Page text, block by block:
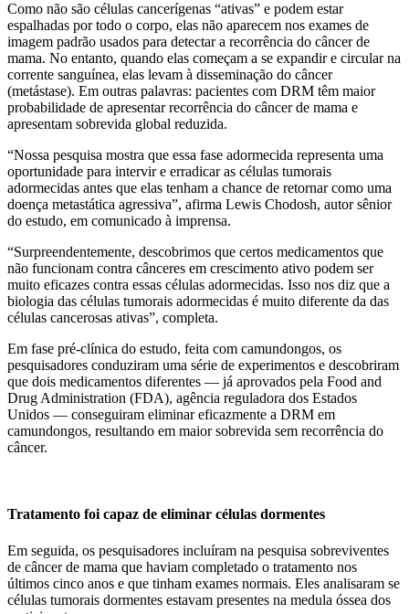
Como não são células cancerígenas “ativas” e podem estar
espalhadas por todo o corpo, elas não aparecem nos exames de
imagem padrão usados ​​para detectar a recorrência do câncer de
mama. No entanto, quando elas começam a se expandir e circular na
corrente sanguínea, elas levam à disseminação do câncer
(metástase). Em outras palavras: pacientes com DRM têm maior
probabilidade de apresentar recorrência do câncer de mama e
apresentam sobrevida global reduzida.
“Nossa pesquisa mostra que essa fase adormecida representa uma
oportunidade para intervir e erradicar as células tumorais
adormecidas antes que elas tenham a chance de retornar como uma
doença metastática agressiva”, afirma Lewis Chodosh, autor sênior
do estudo, em comunicado à imprensa.
“Surpreendentemente, descobrimos que certos medicamentos que
não funcionam contra cânceres em crescimento ativo podem ser
muito eficazes contra essas células adormecidas. Isso nos diz que a
biologia das células tumorais adormecidas é muito diferente da das
células cancerosas ativas”, completa.
Em fase pré-clínica do estudo, feita com camundongos, os
pesquisadores conduziram uma série de experimentos e descobriram
que dois medicamentos diferentes — já aprovados pela Food and
Drug Administration (FDA), agência reguladora dos Estados
Unidos — conseguiram eliminar eficazmente a DRM em
camundongos, resultando em maior sobrevida sem recorrência do
câncer.
Tratamento foi capaz de eliminar células dormentes
Em seguida, os pesquisadores incluíram na pesquisa sobreviventes
de câncer de mama que haviam completado o tratamento nos
últimos cinco anos e que tinham exames normais. Eles analisaram se
células tumorais dormentes estavam presentes na medula óssea dos